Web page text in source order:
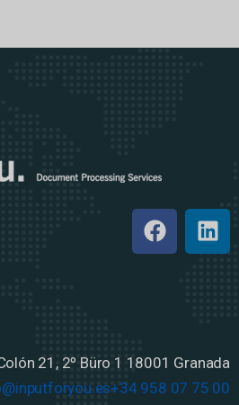
21, 2º Büro 1 18001 Granada
+34 958 07 75 00